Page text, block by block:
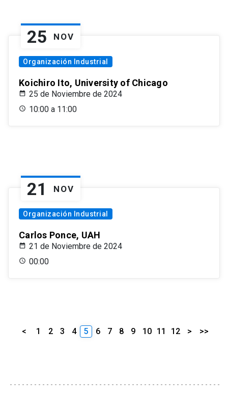
25 NOV
Organización Industrial
Koichiro Ito, University of Chicago
25 de Noviembre de 2024
10:00 a 11:00
21 NOV
Organización Industrial
Carlos Ponce, UAH
21 de Noviembre de 2024
00:00
< 1 2 3 4 5 6 7 8 9 10 11 12 > >>